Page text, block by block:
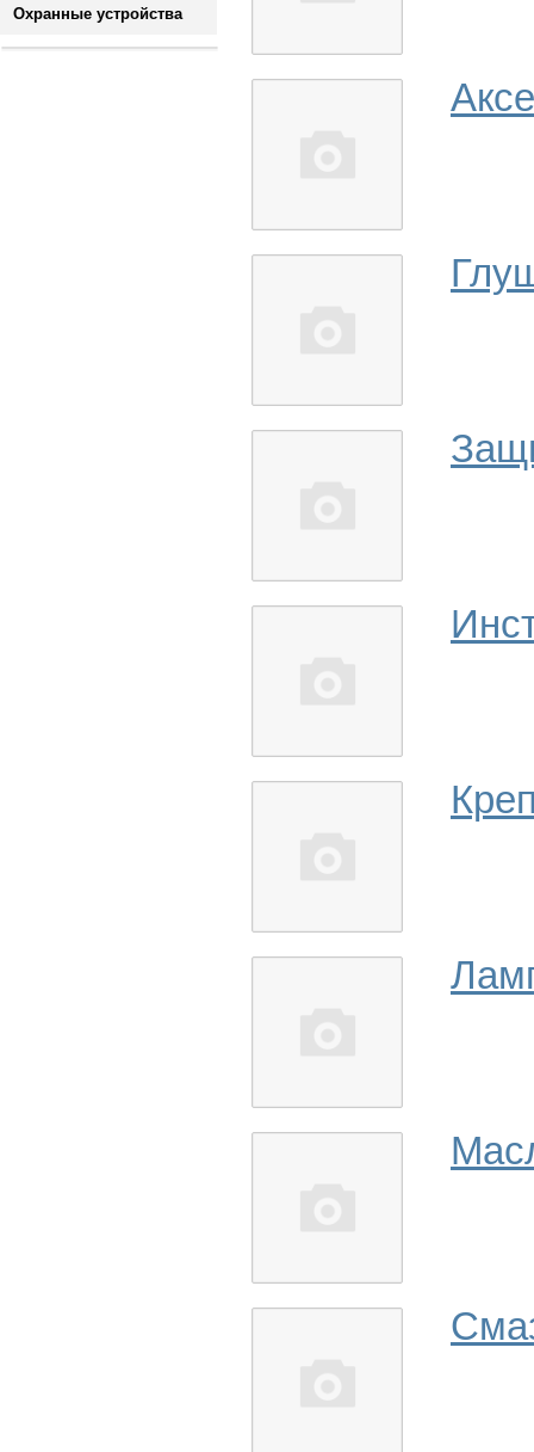
Охранные устройства